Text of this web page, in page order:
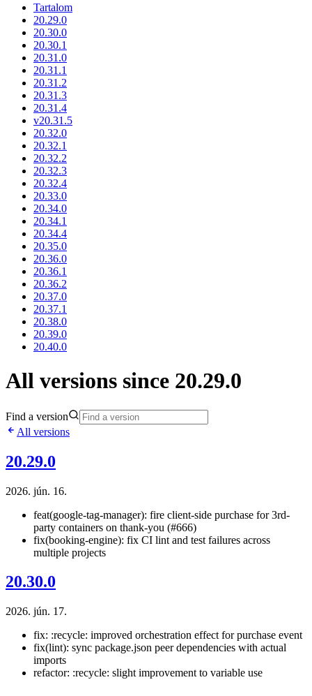
Tartalom
20.29.0
20.30.0
20.30.1
20.31.0
20.31.1
20.31.2
20.31.3
20.31.4
v20.31.5
20.32.0
20.32.1
20.32.2
20.32.3
20.32.4
20.33.0
20.34.0
20.34.1
20.34.4
20.35.0
20.36.0
20.36.1
20.36.2
20.37.0
20.37.1
20.38.0
20.39.0
20.40.0
All versions since 20.29.0
Find a version
All versions
20.29.0
2026. jún. 16.
feat(google-tag-manager): fire client-side purchase for 3rd-
party containers on thank-you (#666)
fix(booking-engine): fix CI lint and test failures across
multiple projects
20.30.0
2026. jún. 17.
fix: :recycle: improved orchestration effect for purchase event
fix(lint): sync package.json peer dependencies with actual
imports
refactor: :recycle: slight improvement to variable use